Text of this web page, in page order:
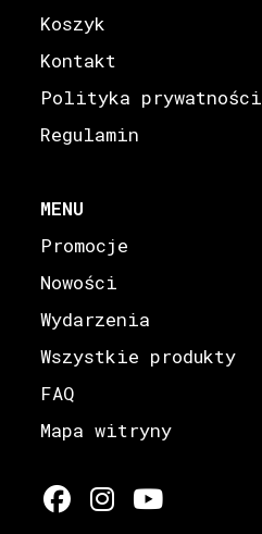
Koszyk
Kontakt
Polityka prywatności
Regulamin
MENU
Promocje
Nowości
Wydarzenia
Wszystkie produkty
FAQ
Mapa witryny